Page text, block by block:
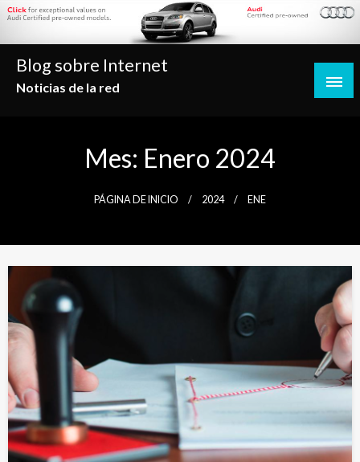
Saltar
contenido
Blog sobre Internet
Noticias de la red
Mes: Enero 2024
PÁGINA DE INICIO 2024 ENE